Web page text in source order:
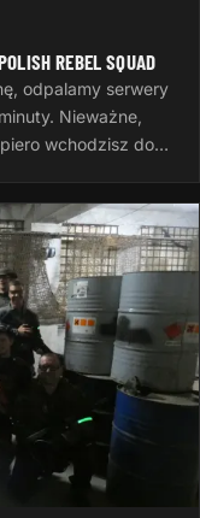
REBEL SQUAD
odpalamy serwery
Nieważne,
wchodzisz do